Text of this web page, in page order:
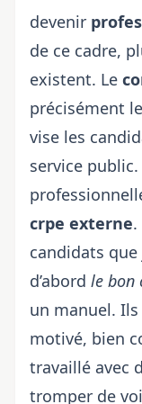
devenir
de ce cadre,
existent. Le
précisément le
vise les
service
crpe externe
candidats que
d’abord le bon
un manuel.
motivé, bien
travaillé avec
tromper de